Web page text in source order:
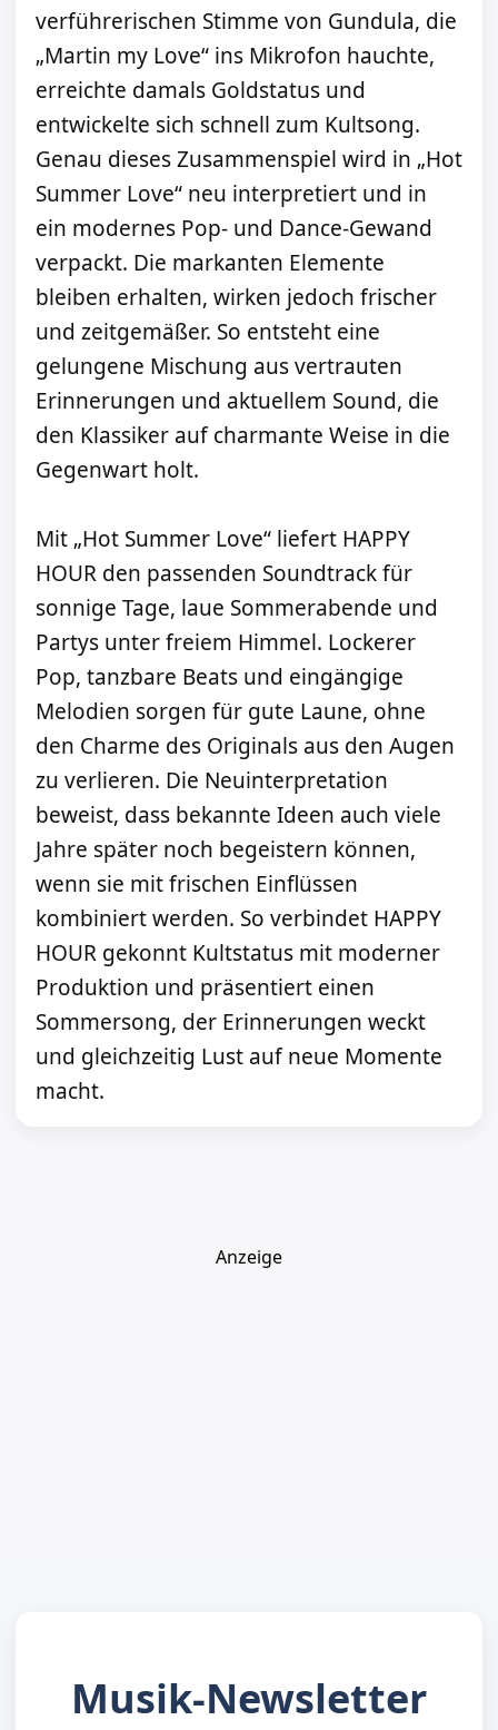
verführerischen Stimme von Gundula, die
„Martin my Love“ ins Mikrofon hauchte,
erreichte damals Goldstatus und
entwickelte sich schnell zum Kultsong.
Genau dieses Zusammenspiel wird in „Hot
Summer Love“ neu interpretiert und in
ein modernes Pop- und Dance-Gewand
verpackt. Die markanten Elemente
bleiben erhalten, wirken jedoch frischer
und zeitgemäßer. So entsteht eine
gelungene Mischung aus vertrauten
Erinnerungen und aktuellem Sound, die
den Klassiker auf charmante Weise in die
Gegenwart holt.
Mit „Hot Summer Love“ liefert HAPPY
HOUR den passenden Soundtrack für
sonnige Tage, laue Sommerabende und
Partys unter freiem Himmel. Lockerer
Pop, tanzbare Beats und eingängige
Melodien sorgen für gute Laune, ohne
den Charme des Originals aus den Augen
zu verlieren. Die Neuinterpretation
beweist, dass bekannte Ideen auch viele
Jahre später noch begeistern können,
wenn sie mit frischen Einflüssen
kombiniert werden. So verbindet HAPPY
HOUR gekonnt Kultstatus mit moderner
Produktion und präsentiert einen
Sommersong, der Erinnerungen weckt
und gleichzeitig Lust auf neue Momente
macht.
Anzeige
Musik-Newsletter